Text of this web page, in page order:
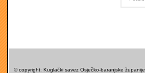
© copyright: Kuglački savez Osječko-baranjske županije